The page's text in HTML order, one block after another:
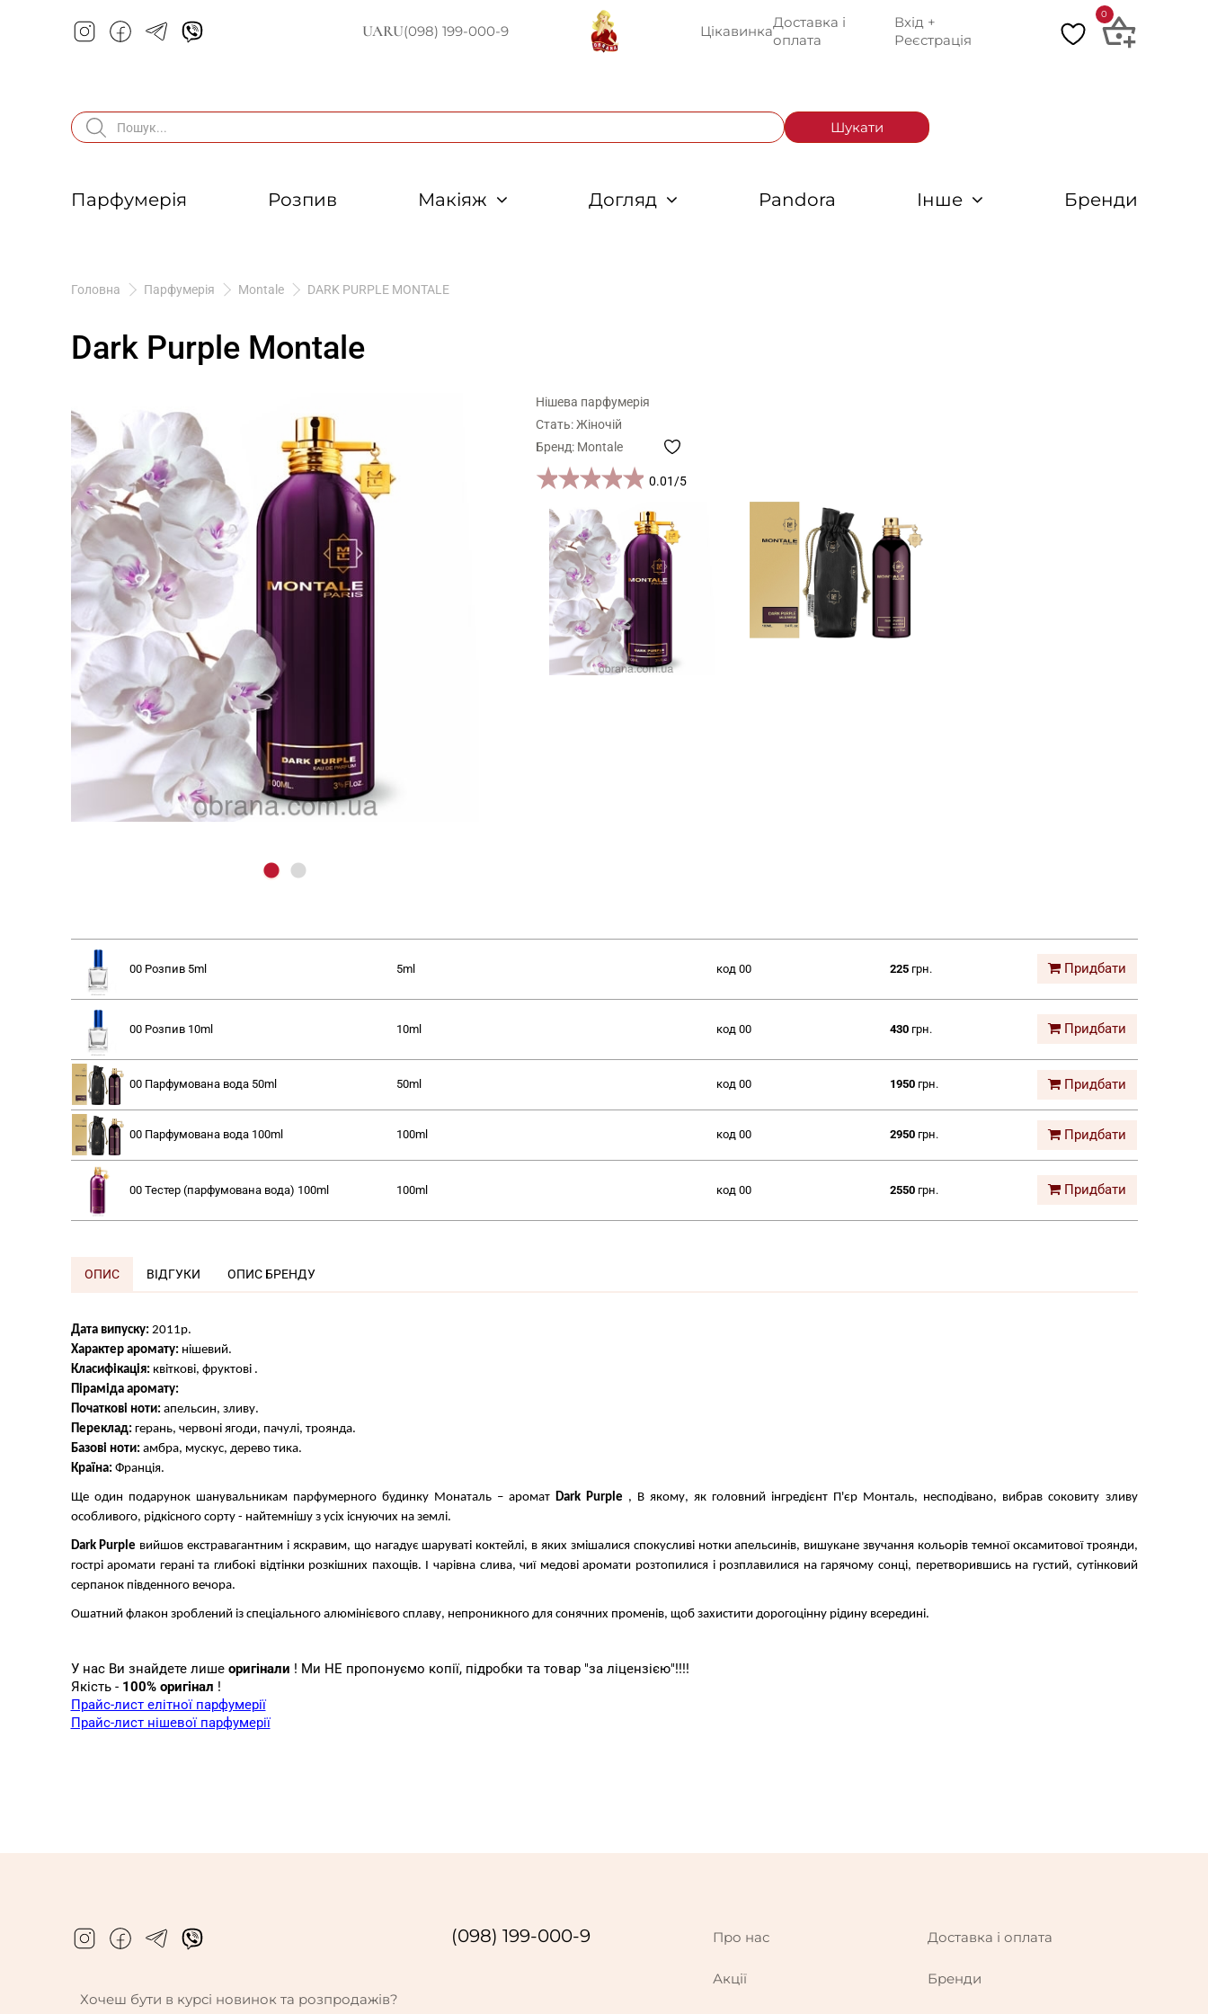
UARU(098) 199-000-9 Цікавинка
Доставка і
оплата
Вхід +
Реєстрація
0
Шукати
Парфумерія Розпив Макіяж Догляд Pandora Інше Бренди
Головна Парфумерія Montale DARK PURPLE MONTALE
Dark Purple Montale
Нішева парфумерія
Стать: Жіночій
Бренд: Montale
5 stars
4 stars
3 stars
2 stars
1 star 0.01 /5
00 Розпив 5ml 5ml код 00 225грн. Придбати
00 Розпив 10ml 10ml код 00 430грн. Придбати
00 Парфумована вода 50ml 50ml код 00 1950грн. Придбати
00 Парфумована вода 100ml 100ml код 00 2950грн. Придбати
00 Тестер (парфумована вода) 100ml 100ml код 00 2550грн. Придбати
ОПИС ВІДГУКИ ОПИС БРЕНДУ
Дата випуску: 2011р.
Характер аромату: нішевий.
Класифікація: квіткові, фруктові .
Піраміда аромату:
Початкові ноти: апельсин, зливу.
Переклад: герань, червоні ягоди, пачулі, троянда.
Базові ноти: амбра, мускус, дерево тика.
Країна: Франція.
Ще один подарунок шанувальникам парфумерного будинку Монаталь – аромат Dark Purple , В якому, як головний інгредієнт П'єр Монталь, несподівано, вибрав соковиту зливу
особливого, рідкісного сорту - найтемнішу з усіх існуючих на землі.
Dark Purple вийшов екстравагантним і яскравим, що нагадує шаруваті коктейлі, в яких змішалися спокусливі нотки апельсинів, вишукане звучання кольорів темної оксамитової троянди,
гострі аромати герані та глибокі відтінки розкішних пахощів. І чарівна слива, чиї медові аромати розтопилися і розплавилися на гарячому сонці, перетворившись на густий, сутінковий
серпанок південного вечора.
Ошатний флакон зроблений із спеціального алюмінієвого сплаву, непроникного для сонячних променів, щоб захистити дорогоцінну рідину всередині.
У нас Ви знайдете лише оригінали ! Ми НЕ пропонуємо копії, підробки та товар "за ліцензією"!!!!
Якість - 100% оригінал !
Прайс-лист елітної парфумерії
Прайс-лист нішевої парфумерії
(098) 199-000-9
Хочеш бути в курсі новинок та розпродажів?
Про нас Доставка і оплата
Акції Бренди